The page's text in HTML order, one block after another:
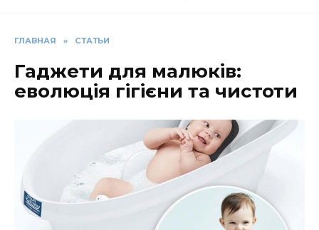
ГЛАВНАЯ » СТАТЬИ
Гаджети для малюків:
еволюція гігієни та чистоти